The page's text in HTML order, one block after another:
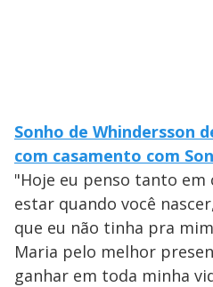
Sonho de Whindersson
com casamento com
"Hoje eu penso tanto em
estar quando você
que eu não tinha pra
Maria pelo melhor
ganhar em toda minha